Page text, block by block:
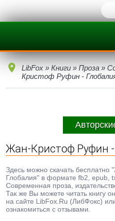
LibFox » Книги » Проза »
Кристоф Руфин -
Жан-Кристоф Руфин -
Здесь можно скачать
Глобалия" в формате fb2, epub,
Современная проза,
Так же Вы можете читать книгу
на сайте LibFox.Ru (ЛибФокс)
ознакомиться с отзывами.